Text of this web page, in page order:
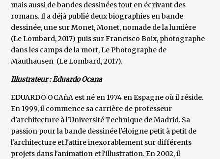
mais aussi de bandes dessinées tout en écrivant des
romans. Il a déjà publié deux biographies en bande
dessinée, une sur Monet, Monet, nomade de la lumière
(Le Lombard, 2017) puis sur Francisco Boix, photographe
dans les camps de la mort, Le Photographe de
Mauthausen (Le Lombard, 2017).
Illustrateur : Eduardo Ocana
EDUARDO OCAñA est né en 1974 en Espagne où il réside.
En 1999, il commence sa carrière de professeur
d'architecture à l'Université Technique de Madrid. Sa
passion pour la bande dessinée l'éloigne petit à petit de
l'architecture et l'attire inexorablement sur différents
projets dans l'animation et l'illustration. En 2002, il